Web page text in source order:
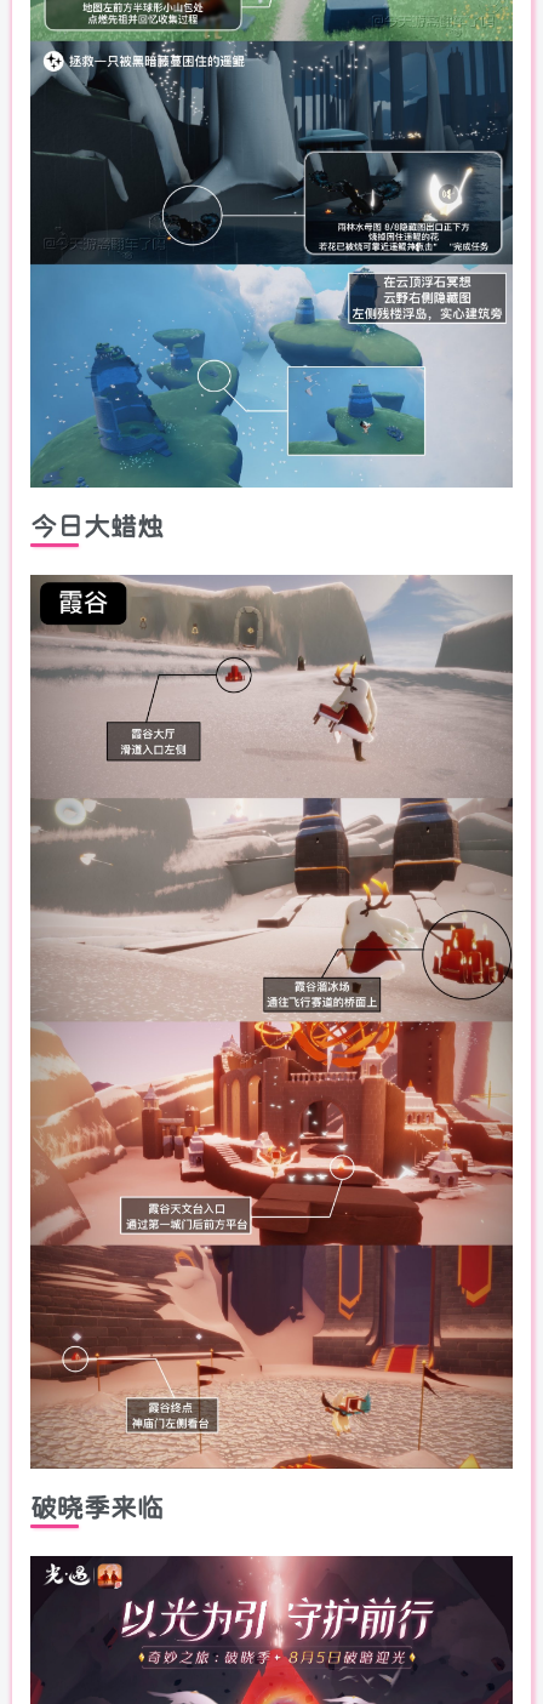
今日大蜡烛
破晓季来临